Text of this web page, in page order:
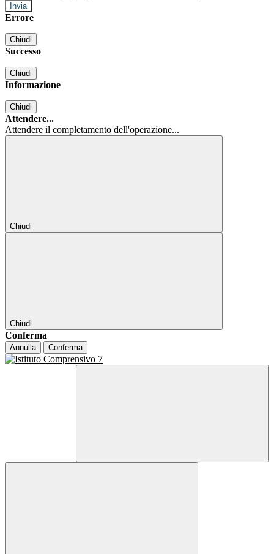
Errore
Chiudi
Successo
Chiudi
Informazione
Chiudi
Attendere...
Attendere il completamento dell'operazione...
Chiudi
Chiudi
Conferma
Annulla Conferma